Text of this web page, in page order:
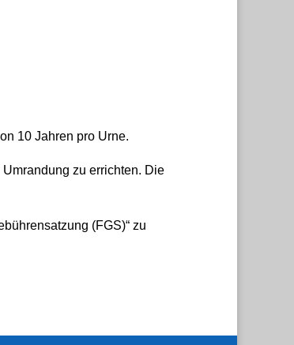
10 Jahren pro Urne.
zu errichten. Die
(FGS)“ zu